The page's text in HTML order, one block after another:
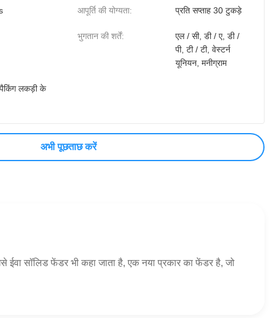
आपूर्ति की योग्यता: प्रति सप्ताह 30 टुकड़े
भुगतान की शर्तें:
एल / सी, डी / ए, डी /
पी, टी / टी, वेस्टर्न
यूनियन, मनीग्राम
लकड़ी के
अभी पूछताछ करें
सॉलिड फेंडर भी कहा जाता है, एक नया प्रकार का फेंडर है, जो